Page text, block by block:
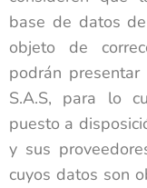
base de datos
objeto de
podrán presentar
S.A.S, para lo
puesto a
y sus
cuyos datos son